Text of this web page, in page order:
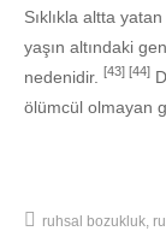
Sıklıkla altta
yaşın altındaki
nedenidir.
[43] [44]
ölümcül olmayan
ruhsal bozukluk